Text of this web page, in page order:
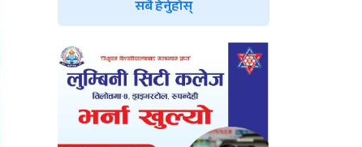
सबै हेर्नुहोस्